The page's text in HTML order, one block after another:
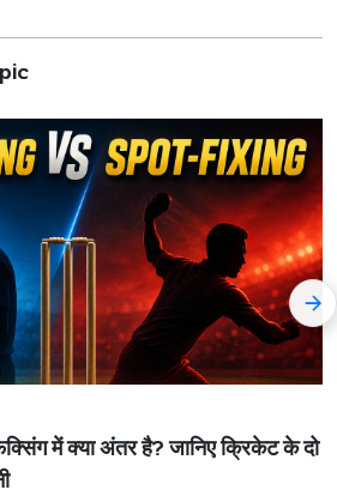
में क्या अंतर है? जानिए क्रिकेट के दो